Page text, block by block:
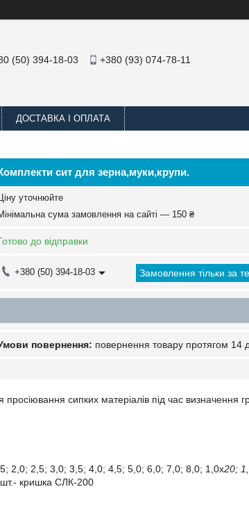
(50) 394-18-03 +380 (93) 074-78-11
ДОСТАВКА І ОПЛАТА
сит для зерна,муки,крупи.
уточнюйте
сума замовлення на сайті — 150 ₴
до відправки
+380 (50) 394-18-03 Замовлення тільки за
повернення товару протягом 14
сипких матеріалів під час визначення
2,0; 2,5; 3,0; 3,5; 4,0; 4,5; 5,0; 6,0; 7,0; 8,0; 1,0х20;
кришка СЛК-200